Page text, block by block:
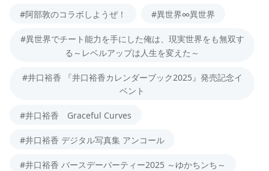
#阿部敦のコラボしようぜ！ #異世界∞異世界
#異世界でチート能力を手にした俺は、現実世界をも無双す
る～レベルアップは人生を変えた～
#井口裕香 『井口裕香カレンダーブック2025』発売記念イ
ベント
#井口裕香 Graceful Curves
#井口裕香 デジタル写真集 アンコール
#井口裕香 バースデーパーティー2025 ～ゆかちンち～